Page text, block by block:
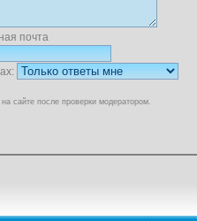
почта
сайте после проверки модератором.